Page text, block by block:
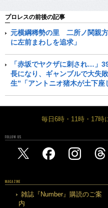
プロレスの前後の記事
元横綱稀勢の里 二所ノ関親
に左前まわしを追求」
「赤坂でヤクザに刺され…」
長になり、ギャンブルで大失
生”「アントニオ猪木が土下座
毎日6時・11時・17時
FOLLOW US
MAGAZINE
雑誌『Number』購読のご案
内